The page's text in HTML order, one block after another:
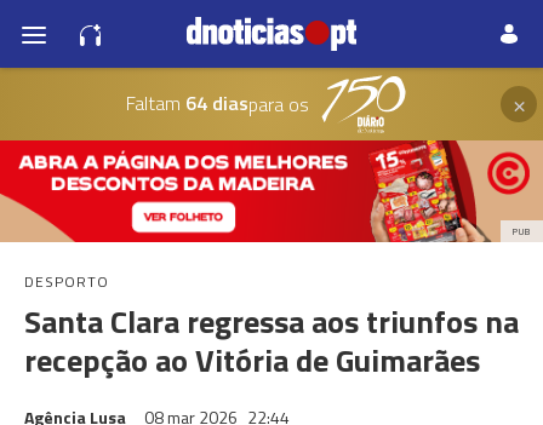
Faltam 64 diaspara os ×
PUB
DESPORTO
Santa Clara regressa aos triunfos na
recepção ao Vitória de Guimarães
Agência Lusa 08 mar 2026 22:44